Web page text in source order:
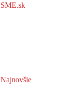
SME.sk
Najnovšie